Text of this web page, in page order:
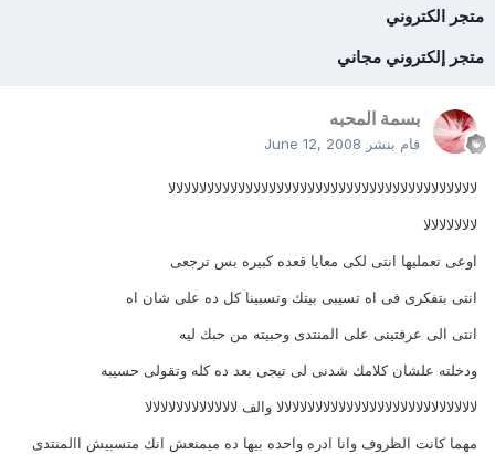
متجر الكتروني
متجر إلكتروني مجاني
بسمة المحبه
قام بنشر June 12, 2008
لالالالالالالالالالالالالالالالالالالالالالالالالالالالالالالالالالالالالالالالا
لالالالالالالا
اوعى تعمليها انتى لكى معايا قعده كبيره بس ترجعى
انتى بتفكرى فى اه تسيبى بيتك وتسبينا كل ده على شان اه
انتى الى عرفتينى على المنتدى وحبيته من حبك ليه
ودخلته علشان كلامك شدنى لى تيجى بعد ده كله وتقولى حسيبه
لالالالالالالالالالالالالالالالالالالالالالالالالالا والف لالالالالالالالالالالالا
مهما كانت الظروف وانا ادره واحده بيها ده ميمنعش انك متسبيش االمنتدى